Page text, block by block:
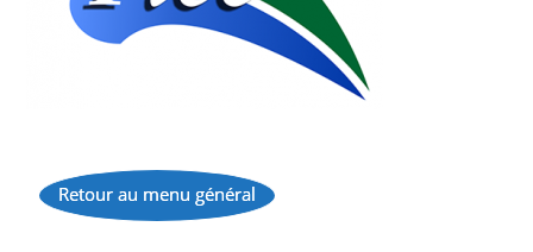
Retour au menu général
...